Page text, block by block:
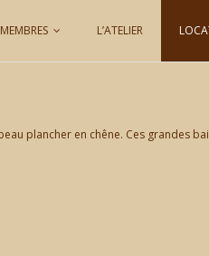
MEMBRES L’ATELIER
plancher en chêne. Ces grandes